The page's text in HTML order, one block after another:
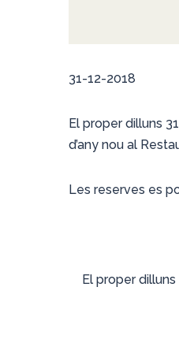
31-12-2018
El proper dilluns
d’any nou al
Les reserves es
El proper